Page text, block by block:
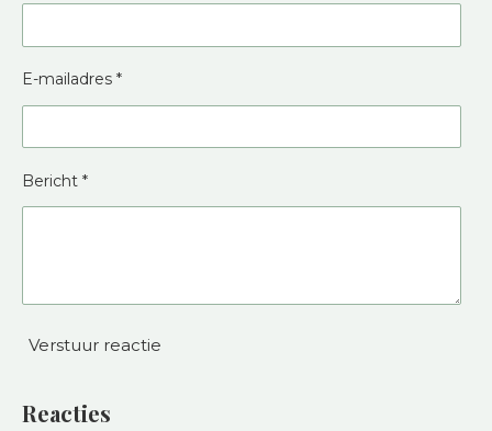
E-mailadres *
Bericht *
Verstuur reactie
Reacties